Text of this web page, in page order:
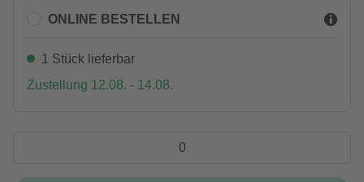
ONLINE BESTELLEN
1 Stück lieferbar
Zustellung 12.08. - 14.08.